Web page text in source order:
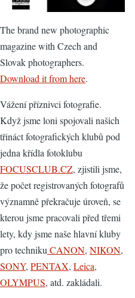
The brand new photographic
magazine with Czech and
Slovak photographers.
Download it from here.
Vážení příznivci fotografie.
Když jsme loni spojovali našich
třináct fotografických klubů pod
jedna křídla fotoklubu
FOCUSCLUB.CZ, zjistili jsme,
že počet registrovaných fotografů
významně překračuje úroveň, se
kterou jsme pracovali před třemi
lety, kdy jsme naše hlavní kluby
pro technikuCANON, NIKON,
SONY, PENTAX, Leica,
OLYMPUS, atd. zakládali.